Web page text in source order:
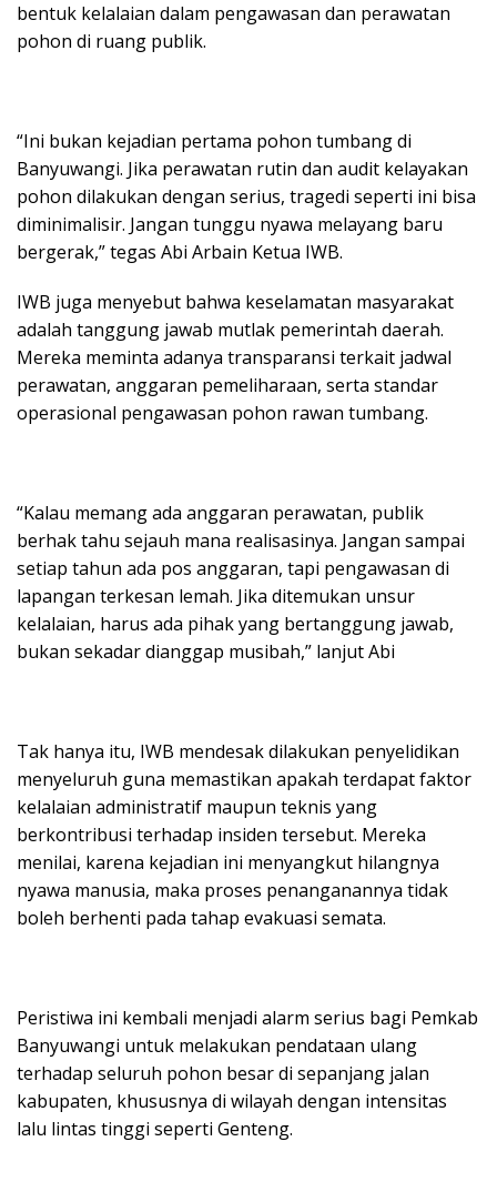
bentuk kelalaian dalam pengawasan dan perawatan
pohon di ruang publik.
“Ini bukan kejadian pertama pohon tumbang di
Banyuwangi. Jika perawatan rutin dan audit kelayakan
pohon dilakukan dengan serius, tragedi seperti ini bisa
diminimalisir. Jangan tunggu nyawa melayang baru
bergerak,” tegas Abi Arbain Ketua IWB.
IWB juga menyebut bahwa keselamatan masyarakat
adalah tanggung jawab mutlak pemerintah daerah.
Mereka meminta adanya transparansi terkait jadwal
perawatan, anggaran pemeliharaan, serta standar
operasional pengawasan pohon rawan tumbang.
“Kalau memang ada anggaran perawatan, publik
berhak tahu sejauh mana realisasinya. Jangan sampai
setiap tahun ada pos anggaran, tapi pengawasan di
lapangan terkesan lemah. Jika ditemukan unsur
kelalaian, harus ada pihak yang bertanggung jawab,
bukan sekadar dianggap musibah,” lanjut Abi
Tak hanya itu, IWB mendesak dilakukan penyelidikan
menyeluruh guna memastikan apakah terdapat faktor
kelalaian administratif maupun teknis yang
berkontribusi terhadap insiden tersebut. Mereka
menilai, karena kejadian ini menyangkut hilangnya
nyawa manusia, maka proses penanganannya tidak
boleh berhenti pada tahap evakuasi semata.
Peristiwa ini kembali menjadi alarm serius bagi Pemkab
Banyuwangi untuk melakukan pendataan ulang
terhadap seluruh pohon besar di sepanjang jalan
kabupaten, khususnya di wilayah dengan intensitas
lalu lintas tinggi seperti Genteng.